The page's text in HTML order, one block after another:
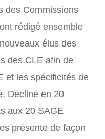
des Commissions
rédigé ensemble
élus des
des CLE afin de
et les spécificités de
Décliné en 20
aux 20 SAGE
présente de façon